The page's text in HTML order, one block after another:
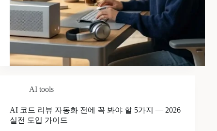
AI tools
AI 코드 리뷰 자동화 전에 꼭 봐야 할 5가지 — 2026
실전 도입 가이드